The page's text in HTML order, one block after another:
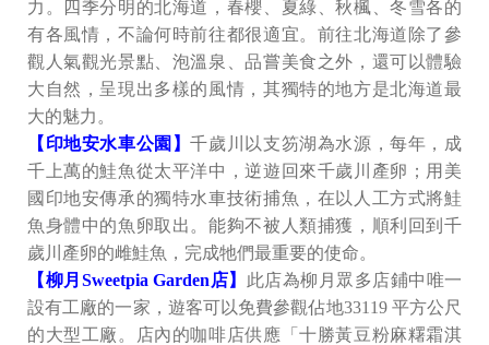
力。四季分明的北海道，春櫻、夏綠、秋楓、冬雪各的
有各風情，不論何時前往都很適宜。前往北海道除了參
觀人氣觀光景點、泡溫泉、品嘗美食之外，還可以體驗
大自然，呈現出多樣的風情，其獨特的地方是北海道最
大的魅力。
【印地安水車公園】千歲川以支笏湖為水源，每年，成
千上萬的鮭魚從太平洋中，逆遊回來千歲川產卵；用美
國印地安傳承的獨特水車技術捕魚，在以人工方式將鮭
魚身體中的魚卵取出。能夠不被人類捕獲，順利回到千
歲川產卵的雌鮭魚，完成牠們最重要的使命。
【柳月Sweetpia Garden店】 此店為柳月眾多店鋪中唯一
設有工廠的一家，遊客可以免費參觀佔地33119 平方公尺
的大型工廠。店內的咖啡店供應「十勝黃豆粉麻糬霜淇